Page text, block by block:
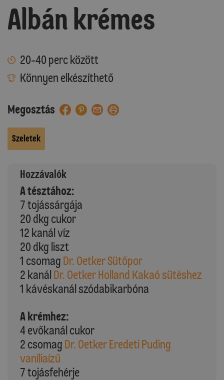
Albán krémes
20-40 perc között
Könnyen elkészíthető
Megosztás
Szeletek
Hozzávalók
A tésztához:
7 tojássárgája
20 dkg cukor
12 kanál víz
20 dkg liszt
1 csomag Dr. Oetker Sütőpor
2 kanálDr. Oetker Holland Kakaó sütéshez
1 kávéskanál szódabikarbóna
A krémhez:
4 evőkanál cukor
2 csomag Dr. Oetker Eredeti Puding
vaníliaízű
7 tojásfehérje